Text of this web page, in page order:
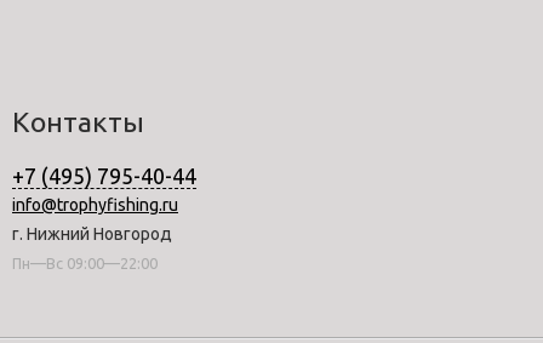
Контакты
+7 (495) 795-40-44
info@trophyfishing.ru
г. Нижний Новгород
Пн—Вс 09:00—22:00